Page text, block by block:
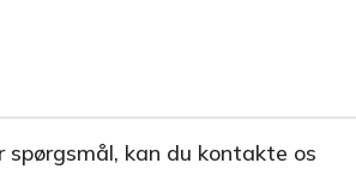
spørgsmål, kan du kontakte os